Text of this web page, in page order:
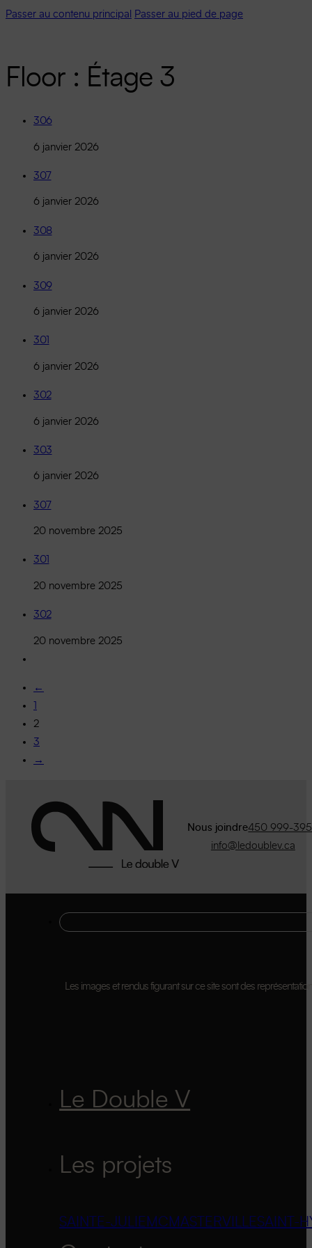
Passer au contenu principal Passer au pied de page
Floor : Étage 3
306
6 janvier 2026
307
6 janvier 2026
308
6 janvier 2026
309
6 janvier 2026
301
6 janvier 2026
302
6 janvier 2026
303
6 janvier 2026
307
20 novembre 2025
301
20 novembre 2025
302
20 novembre 2025
←
2
3
→
Nous joindre450 999-
info@ledoublev.ca
Les images et rendus figurant sur ce site sont des
Le Double V
Les projets
SAINTE-JULIE MCMASTERVILLESAINT-